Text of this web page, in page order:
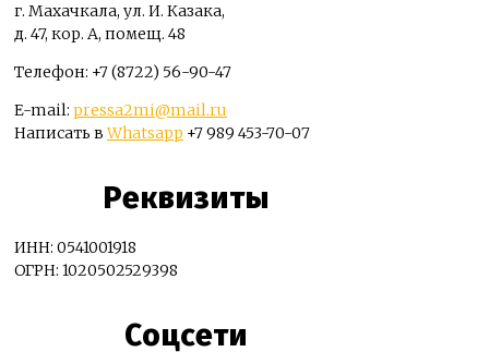
г. Махачкала, ул. И. Казака,
д. 47, кор. А, помещ. 48
Телефон: +7 (8722) 56-90-47
E-mail: pressa2mi@mail.ru
Написать вWhatsapp +7 989 453-70-07
Реквизиты
ИНН: 0541001918
ОГРН: 1020502529398
Соцсети